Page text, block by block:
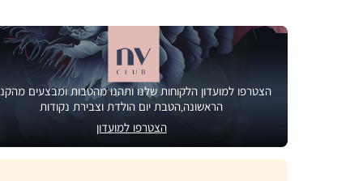
הצטרפו למועדון הלקוחות שלנו ותהנו מהטבות ומבצעים
הראשונה,הטבת יום הולדת וצבירת נקודות
הצטרפו למועדון